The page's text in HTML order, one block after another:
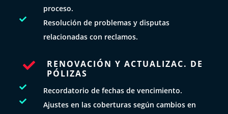
proceso.

Resolución de problemas y disputas
relacionadas con reclamos.

RENOVACIÓN Y ACTUALIZAC. DE
PÓLIZAS
 Recordatorio de fechas de vencimiento.

Ajustes en las coberturas según cambios en